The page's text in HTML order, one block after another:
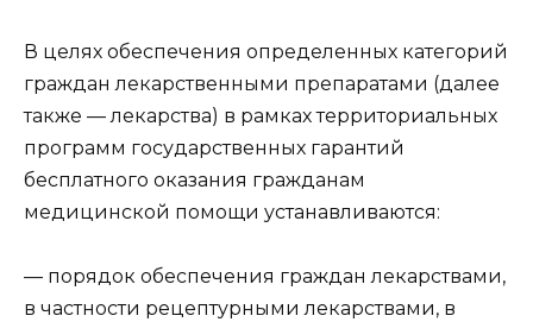
В целях обеспечения определенных категорий
граждан лекарственными препаратами (далее
также — лекарства) в рамках территориальных
программ государственных гарантий
бесплатного оказания гражданам
медицинской помощи устанавливаются:
— порядок обеспечения граждан лекарствами,
в частности рецептурными лекарствами, в